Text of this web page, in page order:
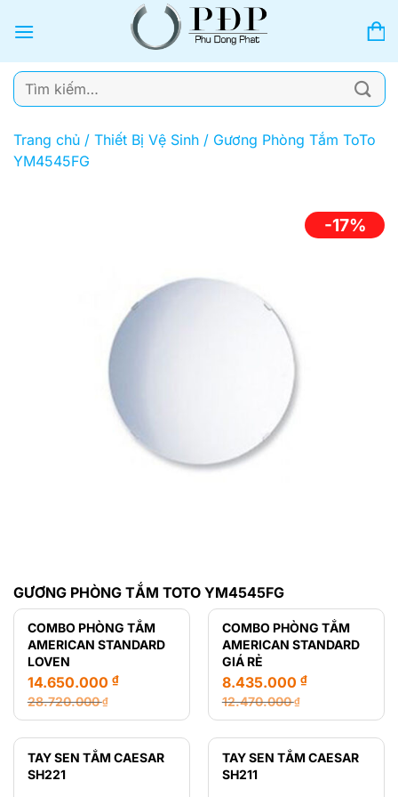
qua
dung
Tìm
kiếm:
Trang chủ / Thiết Bị Vệ Sinh / Gương Phòng Tắm ToTo
YM4545FG
-17%
GƯƠNG PHÒNG TẮM TOTO YM4545FG
COMBO PHÒNG TẮM
AMERICAN STANDARD
LOVEN
28.720.000₫
Giá
gốc
là:
28.720.000 ₫.
14.650.000 ₫
Giá
hiện
tại
là:
COMBO PHÒNG TẮM
AMERICAN STANDARD
GIÁ RẺ
12.470.000₫
Giá
gốc
là:
12.470.000 ₫.
8.435.000 ₫
Giá
hiện
tại
là:
TAY SEN TẮM CAESAR
SH221
TAY SEN TẮM CAESAR
SH211